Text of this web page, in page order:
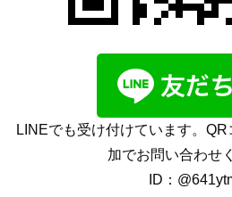
LINEでも受け付けています。
加でお問い合わせ
ID：